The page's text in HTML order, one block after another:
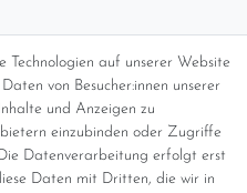
Technologien auf unserer Website
von Besucher:innen unserer
und Anzeigen zu
einzubinden oder Zugriffe
Datenverarbeitung erfolgt erst
Daten mit Dritten, die wir in
(8,49 Euro ) inkl. MwSt.